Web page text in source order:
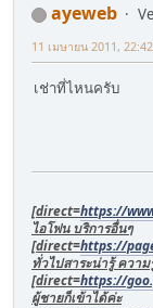
ayeweb
11 เมษายน 2011,
เช่าที่ไหนครับ
[direct=https://
ไอโฟน บริการอื่นๆ
[direct=https://
ทั่วไปสาระน่ารู้ ความ
[direct=https://
ผู้ชายก็เข้าได้ค่ะ